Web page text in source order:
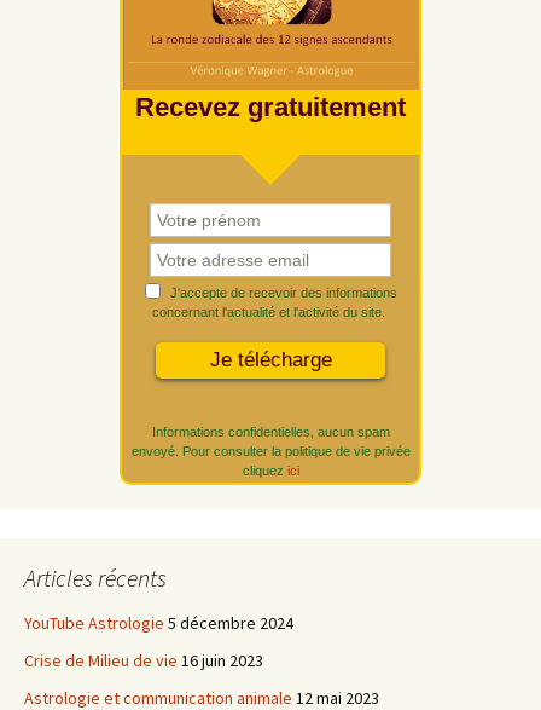
Recevez gratuitement
J'accepte de recevoir des informations
concernant l'actualité et l'activité du site.
Informations confidentielles, aucun spam
envoyé. Pour consulter la politique de vie privée
cliquez ici
Articles récents
YouTube Astrologie 5 décembre 2024
Crise de Milieu de vie 16 juin 2023
Astrologie et communication animale 12 mai 2023